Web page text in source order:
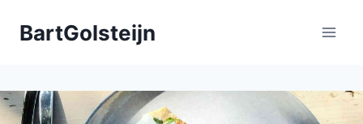
naarBartGolsteijn